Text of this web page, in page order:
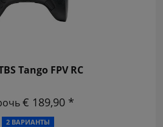
Tango FPV RC
€ 189,90 *
2 ВАРИАНТЫ